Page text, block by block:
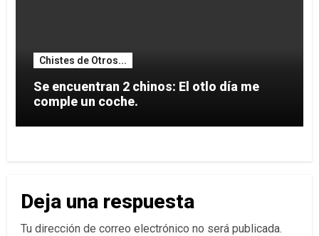
Chistes de Otros...
Se encuentran 2 chinos: El otlo día me
comple un coche.
Deja una respuesta
Tu dirección de correo electrónico no será publicada.